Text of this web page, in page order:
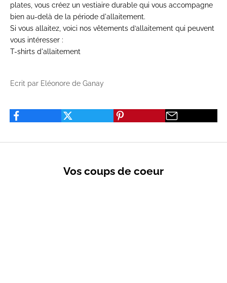
plates, vous créez un vestiaire durable qui vous accompagne
bien au-delà de la période d'allaitement.
Si vous allaitez, voici nos vêtements d’allaitement qui peuvent
vous intéresser :
T-shirts d'allaitement
Ecrit par Eléonore de Ganay
Vos coups de coeur